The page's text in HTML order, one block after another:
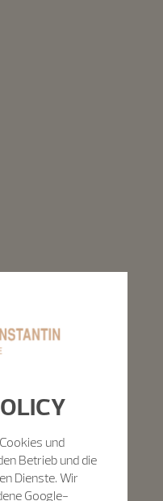
und
Betrieb und die
Dienste. Wir
Google-